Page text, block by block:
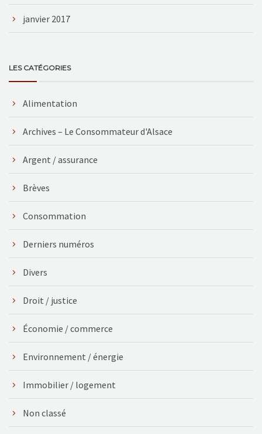
janvier 2017
LES CATÉGORIES
Alimentation
Archives – Le Consommateur d'Alsace
Argent / assurance
Brèves
Consommation
Derniers numéros
Divers
Droit / justice
Économie / commerce
Environnement / énergie
Immobilier / logement
Non classé